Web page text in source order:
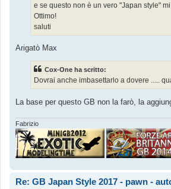
e se questo non è un vero "Japan style"
Ottimo!
saluti
Arigatò Max
Cox-One ha scritto:
Dovrai anche imbasettarlo a dovere .....
La base per questo GB non la farò, la
Fabrizio
Re: GB Japan Style 2017 - pawn -